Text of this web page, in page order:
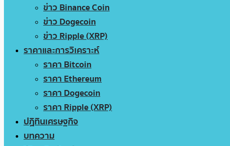
ข่าว Binance Coin
ข่าว Dogecoin
ข่าว Ripple (XRP)
ราคาและการวิเคราะห์
ราคา Bitcoin
ราคา Ethereum
ราคา Dogecoin
ราคา Ripple (XRP)
ปฏิทินเศรษฐกิจ
บทความ